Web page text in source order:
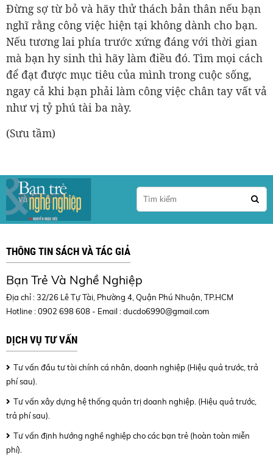
Đừng sợ từ bỏ và hãy thử thách bản thân nếu bạn
nghĩ rằng công việc hiện tại không dành cho bạn.
Nếu tương lai phía trước xứng đáng với thời gian
mà bạn hy sinh thì hãy làm điều đó. Tìm mọi cách
để đạt được mục tiêu của mình trong cuộc sống,
ngay cả khi bạn phải làm công việc chân tay vất vả
như vị tỷ phú tài ba này.
(Sưu tầm)
THÔNG TIN SÁCH VÀ TÁC GIẢ
Bạn Trẻ Và Nghề Nghiệp
Địa chỉ : 32/26 Lê Tự Tài, Phường 4, Quận Phú Nhuận, TP.HCM
Hotline : 0902 698 608 - Email :ducdo6990@gmail.com
DỊCH VỤ TƯ VẤN
Tư vấn đầu tư tài chính cá nhân, doanh nghiệp (Hiệu quả trước, trả
phí sau).
Tư vấn xây dựng hệ thống quản trị doanh nghiệp. (Hiệu quả trước,
trả phí sau).
Tư vấn định hướng nghề nghiệp cho các bạn trẻ (hoàn toàn miễn
phí).